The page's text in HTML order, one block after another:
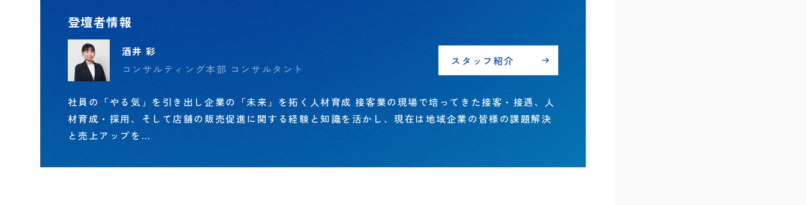
登壇者情報
酒井 彩
コンサルティング本部 コンサルタント
スタッフ紹介
社員の「やる気」を引き出し企業の「未来」を拓く人材育成 接客業の現場で培ってきた接客・接遇、人
材育成・採用、そして店舗の販売促進に関する経験と知識を活かし、現在は地域企業の皆様の課題解決
と売上アップを…